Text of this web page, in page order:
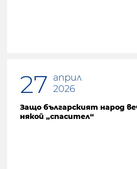
27 април
2026
Защо българският народ
някой „спасител“